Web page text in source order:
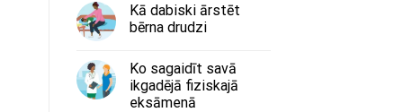
Kā dabiski ārstēt
bērna drudzi
Ko sagaidīt savā
ikgadējā fiziskajā
eksāmenā